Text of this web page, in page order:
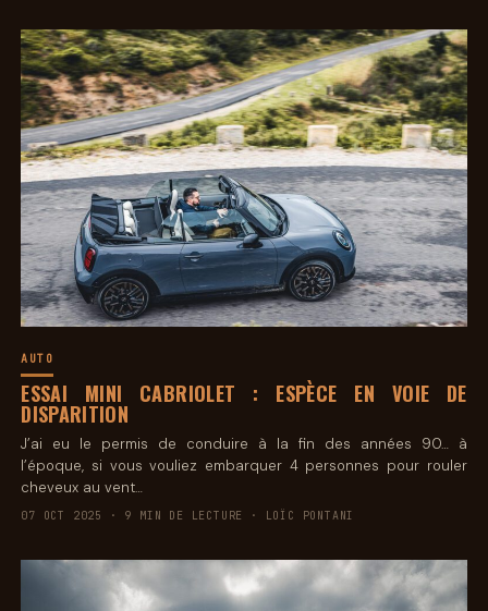
AUTO
ESSAI MINI CABRIOLET : ESPÈCE EN VOIE DE
DISPARITION
J’ai eu le permis de conduire à la fin des années 90… à
l’époque, si vous vouliez embarquer 4 personnes pour rouler
cheveux au vent…
07 OCT 2025 · 9 MIN DE LECTURE · LOÏC PONTANI